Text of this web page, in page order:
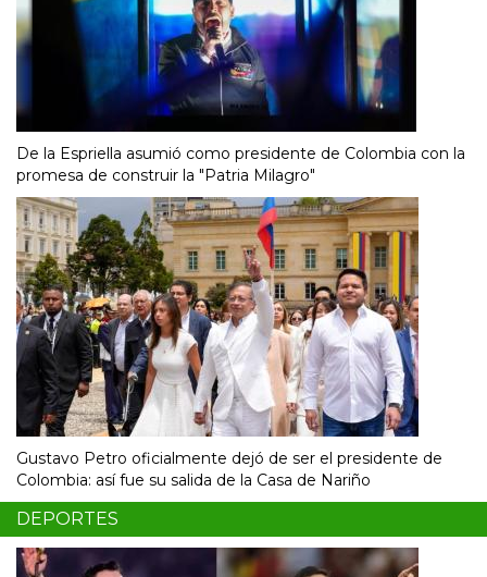
De la Espriella asumió como presidente de Colombia con la
promesa de construir la "Patria Milagro"
Gustavo Petro oficialmente dejó de ser el presidente de
Colombia: así fue su salida de la Casa de Nariño
DEPORTES